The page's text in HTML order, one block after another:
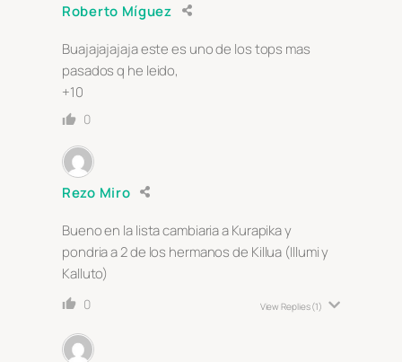
Roberto Míguez
Buajajajajaja este es uno de los tops mas
pasados q he leido,
+10
0
Rezo Miro
Bueno en la lista cambiaria a Kurapika y
pondria a 2 de los hermanos de Killua (Illumi y
Kalluto)
0 View Replies(1)